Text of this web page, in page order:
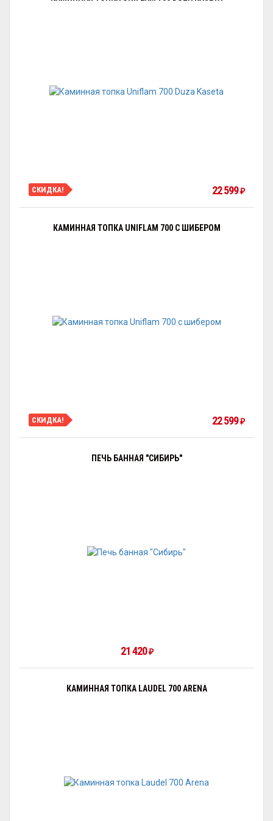
СКИДКА! 22 599₽
КАМИННАЯ ТОПКА UNIFLAM 700 С ШИБЕРОМ
СКИДКА! 22 599₽
ПЕЧЬ БАННАЯ "СИБИРЬ"
21 420₽
КАМИННАЯ ТОПКА LAUDEL 700 ARENA